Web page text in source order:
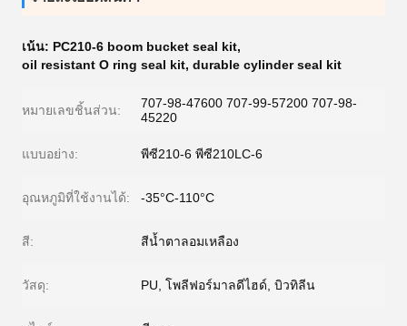
เน้น: PC210-6 boom bucket seal kit,
oil resistant O ring seal kit, durable cylinder seal kit
หมายเลขชิ้นส่วน:
707-98-47600 707-99-57200 707-98-
45220
แบบอย่าง: พีซี210-6 พีซี210LC-6
อุณหภูมิที่ใช้งานได้: -35°C-110°C
สี: สีน้ำตาลอมเหลือง
วัสดุ: PU, โพลีฟอร์มาลดีไฮด์, บิวทิลีน